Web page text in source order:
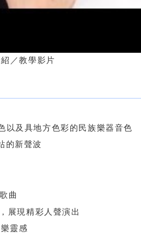
／教學影片
及具地方色彩的民族樂器音色
的新聲波
曲
現精彩人聲演出
靈感